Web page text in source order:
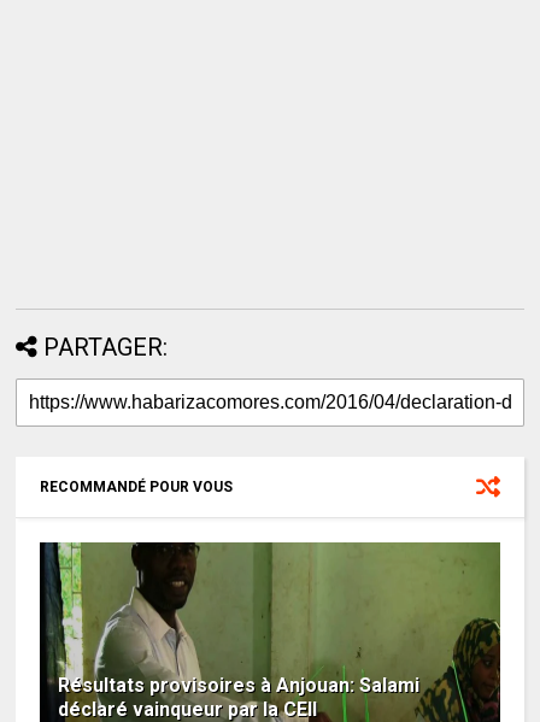
PARTAGER:
RECOMMANDÉ POUR VOUS
Résultats provisoires à Anjouan: Salami
déclaré vainqueur par la CEII